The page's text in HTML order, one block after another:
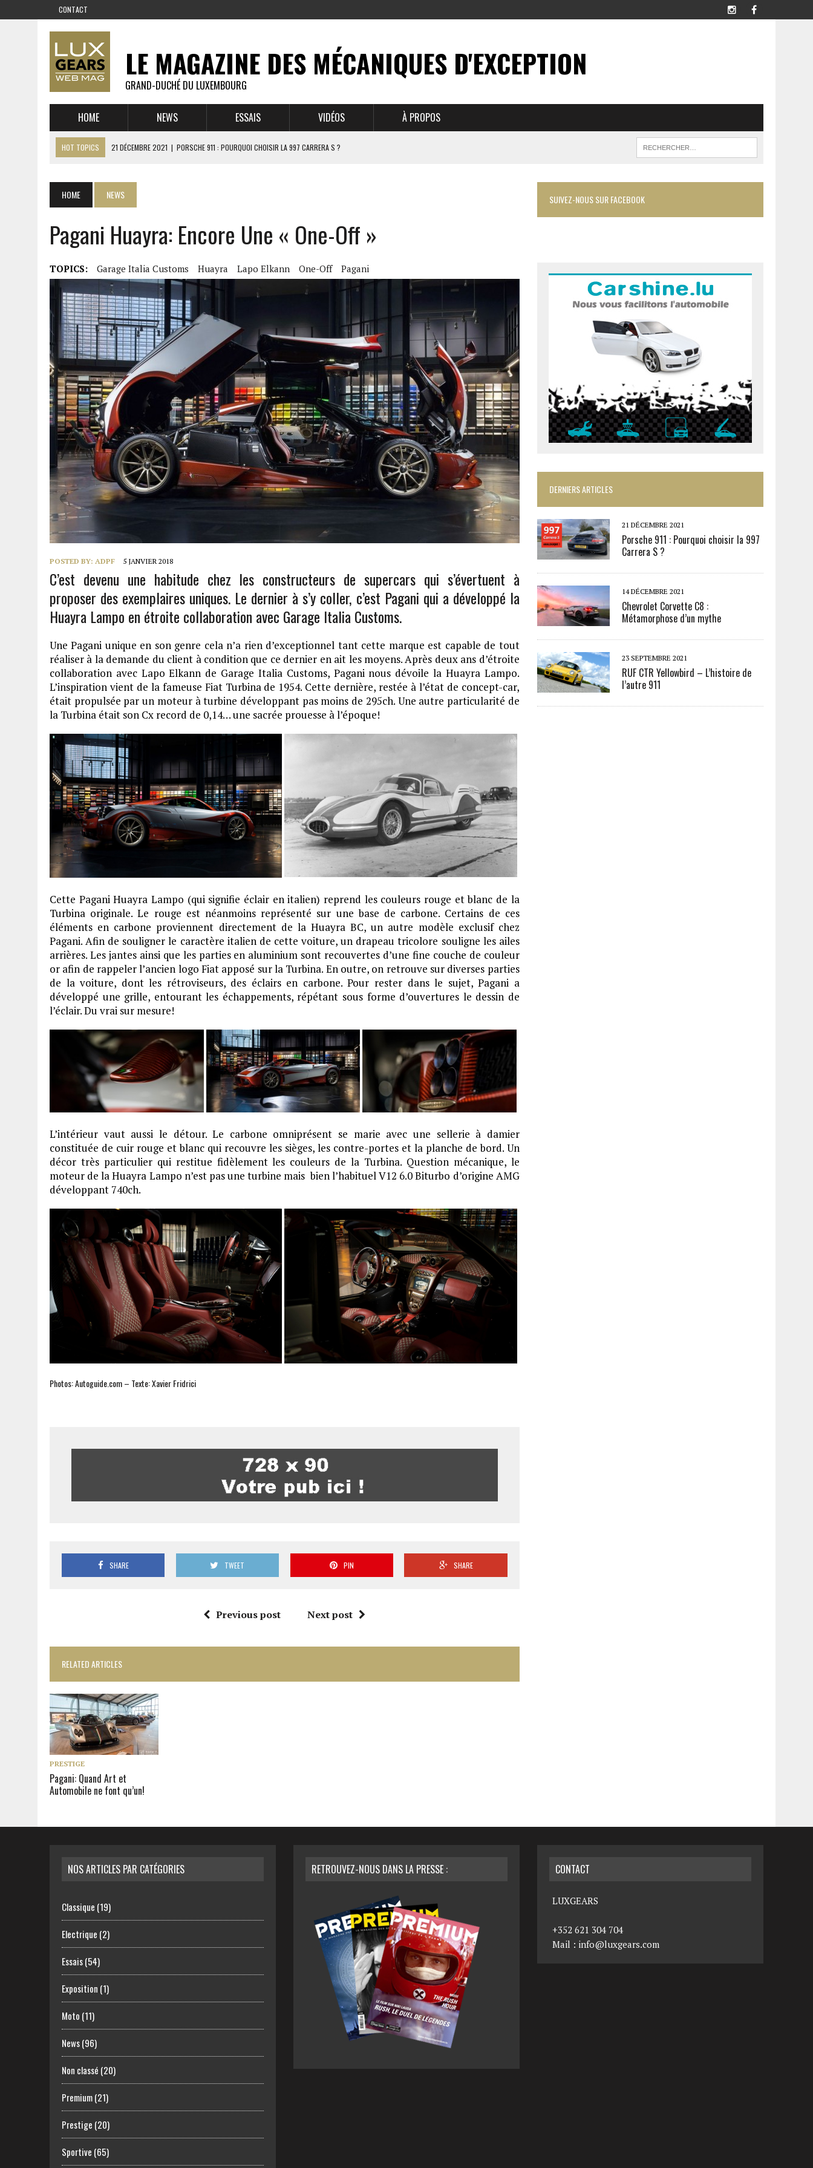
CONTACT
LE MAGAZINE DES MÉCANIQUES D'EXCEPTION
GRAND-DUCHÉ DU LUXEMBOURG
HOME NEWS ESSAIS VIDÉOS À PROPOS
HOT TOPICS 21 DÉCEMBRE 2021 | PORSCHE 911 : POURQUOI CHOISIR LA 997 CARRERA S ?
1 JUIN 2021 | GROUPE 3 : ALPINE A110 1600 S VS PORSCHE 911 2,7 RS
DE L’HUILE SUR LA PISTE – ART CARS
22 OCTOBRE 2020 | EXPO MAZDA 100 ANS – AUTOWORLD MUSEUM BRUSSELS
HOME NEWS
Pagani Huayra: Encore Une « One-Off »
TOPICS: Garage Italia Customs Huayra Lapo Elkann One-Off Pagani
POSTED BY: ADPF 5 JANVIER 2018
C’est devenu une habitude chez les constructeurs de supercars qui s’évertuent à
proposer des exemplaires uniques. Le dernier à s’y coller, c’est Pagani qui a développé la
Huayra Lampo en étroite collaboration avec Garage Italia Customs.
Une Pagani unique en son genre cela n’a rien d’exceptionnel tant cette marque est capable de tout
réaliser à la demande du client à condition que ce dernier en ait les moyens. Après deux ans d’étroite
collaboration avec Lapo Elkann de Garage Italia Customs, Pagani nous dévoile la Huayra Lampo.
L’inspiration vient de la fameuse Fiat Turbina de 1954. Cette dernière, restée à l’état de concept-car,
était propulsée par un moteur à turbine développant pas moins de 295ch. Une autre particularité de
la Turbina était son Cx record de 0,14… une sacrée prouesse à l’époque!
Cette Pagani Huayra Lampo (qui signifie éclair en italien) reprend les couleurs rouge et blanc de la
Turbina originale. Le rouge est néanmoins représenté sur une base de carbone. Certains de ces
éléments en carbone proviennent directement de la Huayra BC, un autre modèle exclusif chez
Pagani. Afin de souligner le caractère italien de cette voiture, un drapeau tricolore souligne les ailes
arrières. Les jantes ainsi que les parties en aluminium sont recouvertes d’une fine couche de couleur
or afin de rappeler l’ancien logo Fiat apposé sur la Turbina. En outre, on retrouve sur diverses parties
de la voiture, dont les rétroviseurs, des éclairs en carbone. Pour rester dans le sujet, Pagani a
développé une grille, entourant les échappements, répétant sous forme d’ouvertures le dessin de
l’éclair. Du vrai sur mesure!
L’intérieur vaut aussi le détour. Le carbone omniprésent se marie avec une sellerie à damier
constituée de cuir rouge et blanc qui recouvre les sièges, les contre-portes et la planche de bord. Un
décor très particulier qui restitue fidèlement les couleurs de la Turbina. Question mécanique, le
moteur de la Huayra Lampo n’est pas une turbine mais bien l’habituel V12 6.0 Biturbo d’origine AMG
développant 740ch.
Photos: Autoguide.com – Texte: Xavier Fridrici
SHARE TWEET PIN SHARE
Previous post Next post
RELATED ARTICLES
PRESTIGE
Pagani: Quand Art et
Automobile ne font qu’un!
SUIVEZ-NOUS SUR FACEBOOK
DERNIERS ARTICLES
21 DÉCEMBRE 2021
Porsche 911 : Pourquoi choisir la 997
Carrera S ?
14 DÉCEMBRE 2021
Chevrolet Corvette C8 :
Métamorphose d’un mythe
23 SEPTEMBRE 2021
RUF CTR Yellowbird – L’histoire de
l’autre 911
NOS ARTICLES PAR CATÉGORIES
Classique (19)
Electrique (2)
Essais(54)
Exposition (1)
Moto (11)
News(96)
Non classé (20)
Premium(21)
Prestige (20)
Sportive (65)
RETROUVEZ-NOUS DANS LA PRESSE : CONTACT
LUXGEARS
+352 621 304 704
Mail : info@luxgears.com